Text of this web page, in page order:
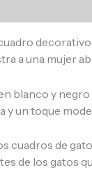
a una mujer
blanco y
y un toque
cuadros de
de los gatos